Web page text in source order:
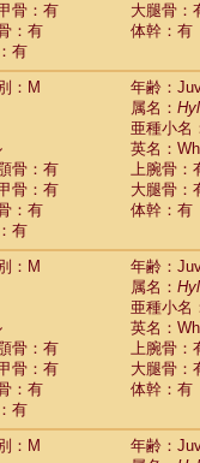
骨：有
大腿骨：
：有
体幹：有
有
：M
年齢：
属名：
亜種小名
英名：
骨：有
上腕骨：
骨：有
大腿骨：
：有
体幹：有
有
：M
年齢：
属名：
亜種小名
英名：
骨：有
上腕骨：
骨：有
大腿骨：
：有
体幹：有
有
：M
年齢：